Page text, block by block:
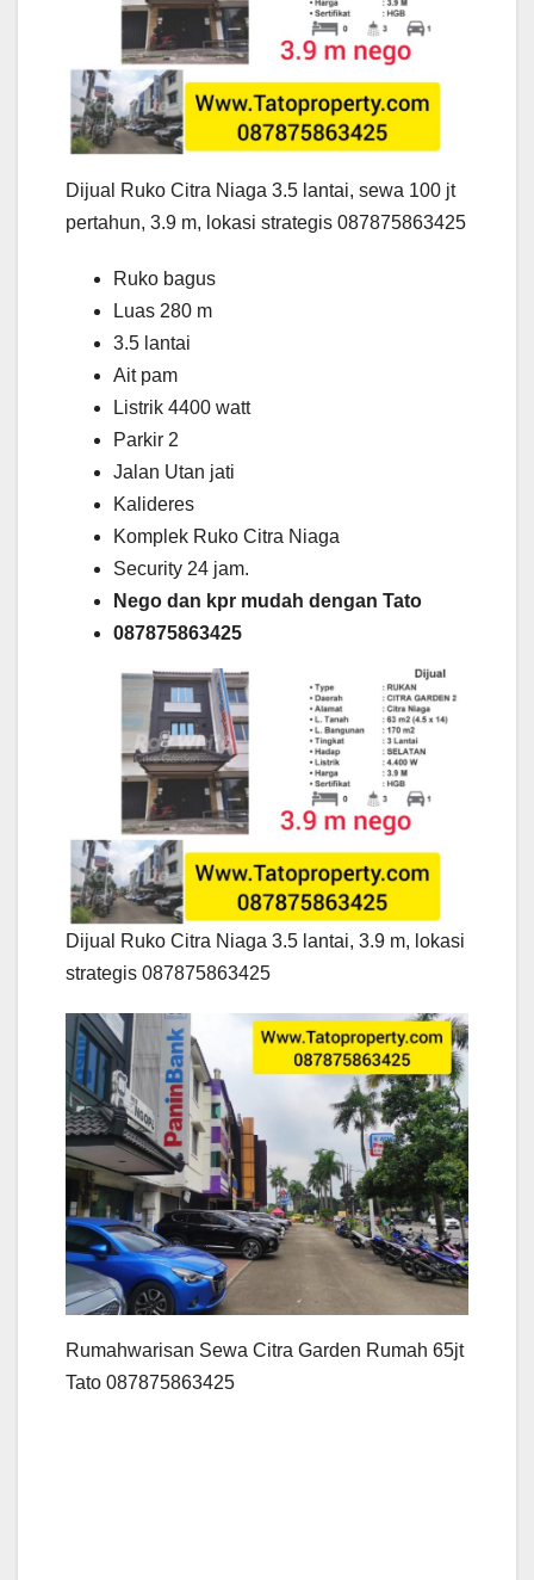
Dijual Ruko Citra Niaga 3.5 lantai, sewa 100 jt
pertahun, 3.9 m, lokasi strategis 087875863425
Ruko bagus
Luas 280 m
3.5 lantai
Ait pam
Listrik 4400 watt
Parkir 2
Jalan Utan jati
Kalideres
Komplek Ruko Citra Niaga
Security 24 jam.
Nego dan kpr mudah dengan Tato
087875863425
Dijual Ruko Citra Niaga 3.5 lantai, 3.9 m, lokasi
strategis 087875863425
Rumahwarisan Sewa Citra Garden Rumah 65jt
Tato 087875863425